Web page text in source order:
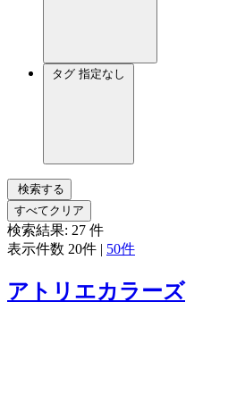
タグ 指定なし
検索する
すべてクリア
検索結果: 27 件
表示件数 20件 | 50件
アトリエカラーズ